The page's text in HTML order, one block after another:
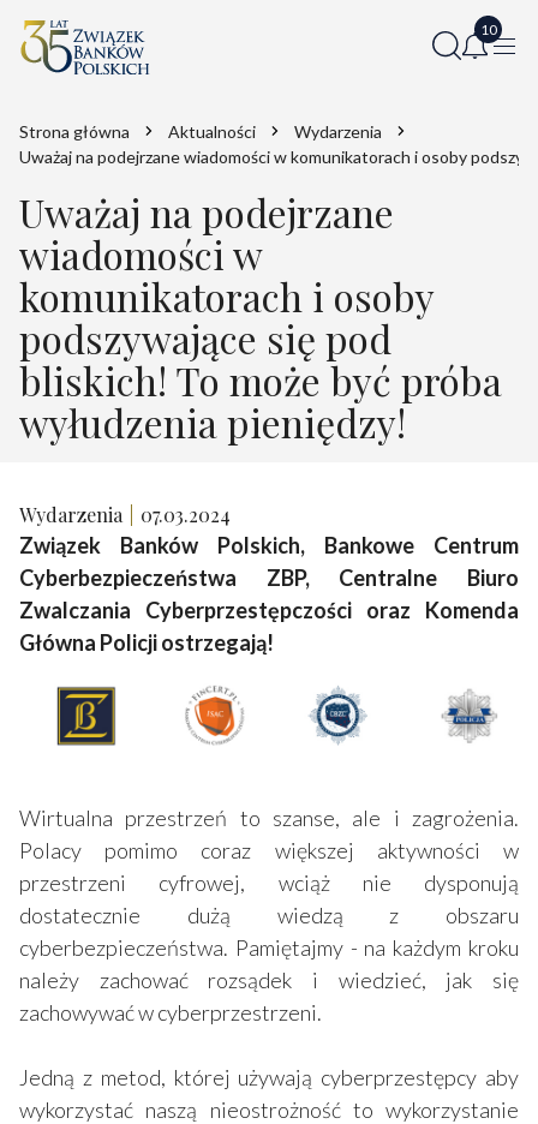
Strona główna Aktualności
Wydarzenia
Uważaj na podejrzane wiadomości w komunikatorach i osoby
Uważaj na podejrzane
wiadomości w
komunikatorach i osoby
podszywające się pod
bliskich! To może być próba
wyłudzenia pieniędzy!
Wydarzenia 07.03.2024
Związek Banków Polskich, Bankowe Centrum
Cyberbezpieczeństwa ZBP, Centralne Biuro
Zwalczania Cyberprzestępczości oraz Komenda
Główna Policji ostrzegają!
Wirtualna przestrzeń to szanse, ale i zagrożenia.
Polacy pomimo coraz większej aktywności w
przestrzeni cyfrowej, wciąż nie dysponują
dostatecznie dużą wiedzą z obszaru
cyberbezpieczeństwa. Pamiętajmy - na każdym kroku
należy zachować rozsądek i wiedzieć, jak się
zachowywać w cyberprzestrzeni.
Jedną z metod, której używają cyberprzestępcy aby
wykorzystać naszą nieostrożność to wykorzystanie